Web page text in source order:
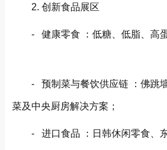
2. 创新食品展区
- 健康零食 ：低糖、低脂、高
- 预制菜与餐饮供应链 ：佛跳
菜及中央厨房解决方案；
- 进口食品 ：日韩休闲零食、